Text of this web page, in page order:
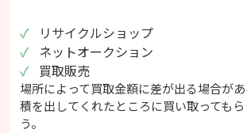
リサイクルショップ
ネットオークション
買取販売
場所によって買取金額に差が出る場合が
積を出してくれたところに買い取っても
う。